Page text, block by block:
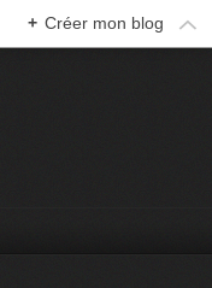
+ Créer mon blog